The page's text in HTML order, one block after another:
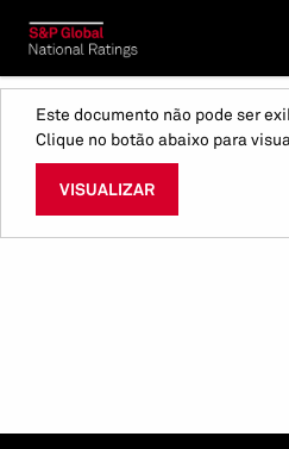
Este documento não pode ser
Clique no botão abaixo para
VISUALIZAR